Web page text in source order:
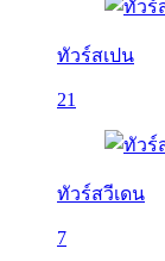
ทัวร์สเปน
21
ทัวร์สวีเดน
7